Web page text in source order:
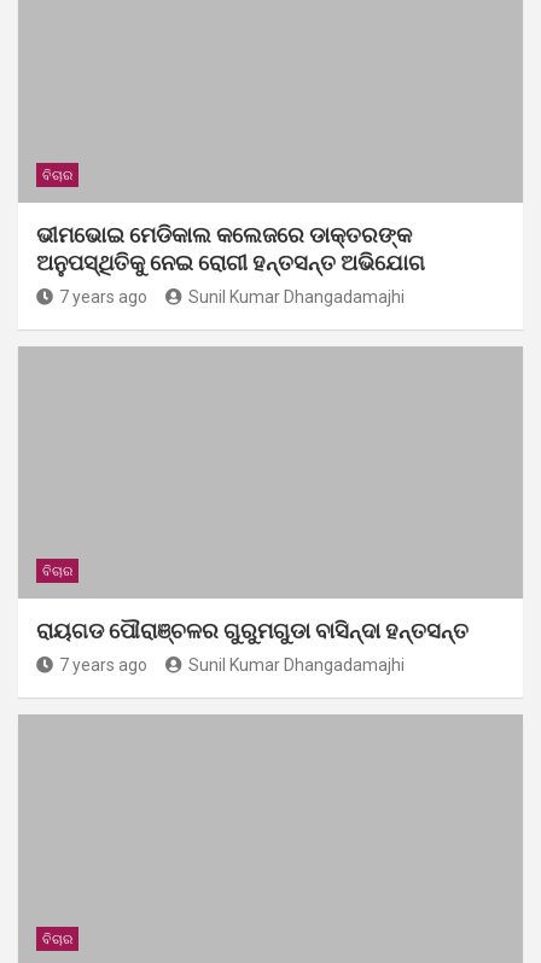
ବିଚାର
ଭୀମଭୋଇ ମେଡିକାଲ କଲେଜରେ ଡାକ୍ତରଙ୍କ
ଅନୁପସ୍ଥିତିକୁ ନେଇ ରୋଗୀ ହନ୍ତସନ୍ତ ଅଭିଯୋଗ
7 years ago Sunil Kumar Dhangadamajhi
ବିଚାର
ରାୟଗଡ ପୌରାଞ୍ଚଳର ଗୁରୁମଗୁଡା ବାସିନ୍ଦା ହନ୍ତସନ୍ତ
7 years ago Sunil Kumar Dhangadamajhi
ବିଚାର